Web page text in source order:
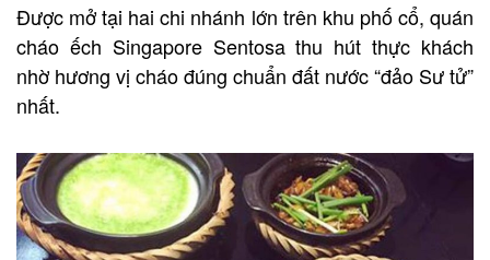
Được mở tại hai chi nhánh lớn trên khu phố cổ, quán
cháo ếch Singapore Sentosa thu hút thực khách
nhờ hương vị cháo đúng chuẩn đất nước “đảo Sư tử”
nhất.